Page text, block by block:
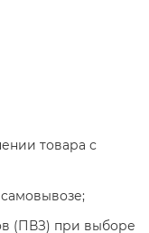
товара с
(ПВЗ) при выборе